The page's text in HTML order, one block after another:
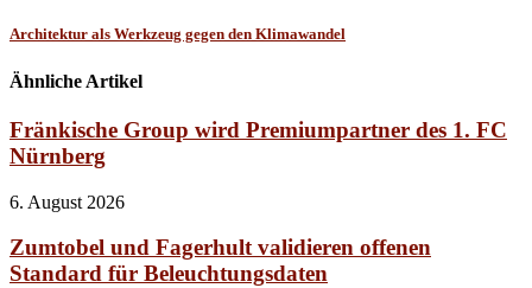
Architektur als Werkzeug gegen den Klimawandel
Ähnliche Artikel
Fränkische Group wird Premiumpartner des 1. FC
Nürnberg
6. August 2026
Zumtobel und Fagerhult validieren offenen
Standard für Beleuchtungsdaten